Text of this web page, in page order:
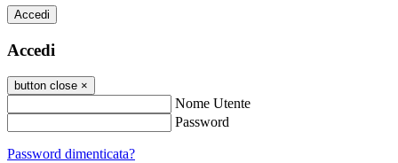
Accedi
Accedi
button close ×
Nome Utente
Password
Password dimenticata?